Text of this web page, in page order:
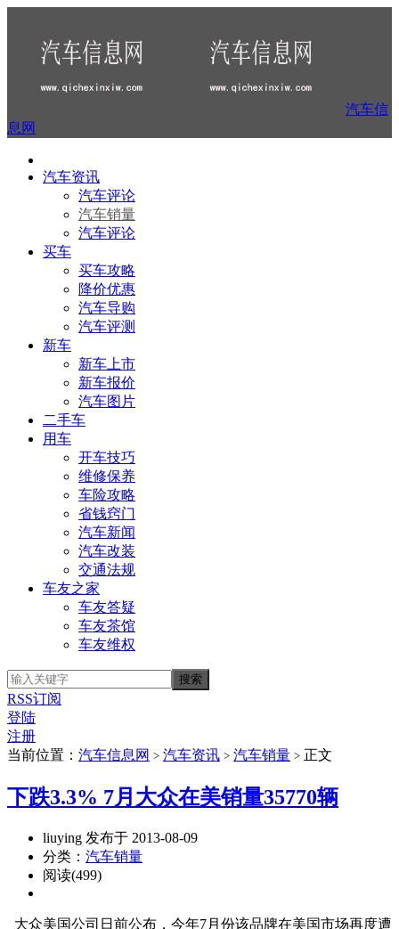
汽车信
息网
汽车资讯
汽车评论
汽车销量
汽车评论
买车
买车攻略
降价优惠
汽车导购
汽车评测
新车
新车上市
新车报价
汽车图片
二手车
用车
开车技巧
维修保养
车险攻略
省钱窍门
汽车新闻
汽车改装
交通法规
车友之家
车友答疑
车友茶馆
车友维权
RSS订阅
登陆
注册
当前位置： 汽车信息网 > 汽车资讯 > 汽车销量 > 正文
下跌3.3% 7月大众在美销量35770辆
liuying 发布于 2013-08-09
分类： 汽车销量
阅读(499)
大众美国公司日前公布，今年7月份该品牌在美国市场再度遭